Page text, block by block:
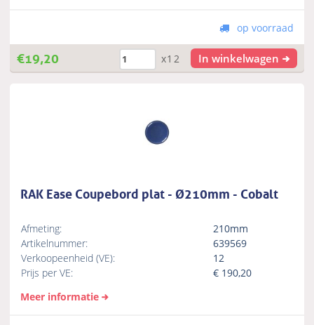
op voorraad
€19,20 x12 In winkelwagen
RAK Ease Coupebord plat - Ø210mm - Cobalt
Afmeting:
210mm
Artikelnummer:
639569
Verkoopeenheid (VE):
12
Prijs per VE:
€ 190,20
Meer informatie